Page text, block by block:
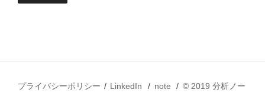
プライバシーポリシー LinkedIn note
© 2019 分析ノー